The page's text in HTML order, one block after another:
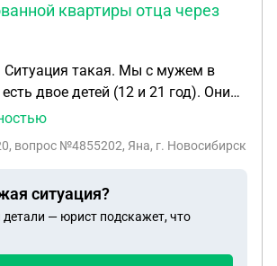
квартиры отца через
Ситуация такая. Мы с мужем в
двое детей (12 и 21 год). Они
у отца. Сын живёт с отцом в
квартире. У бывшего мужа
на 4 человек, ещё до
дочери. В приватизации
его мать, его отец и наш сын.
, вопрос №4855202, Яна, г. Новосибирск
ситуация?
— юрист подскажет, что